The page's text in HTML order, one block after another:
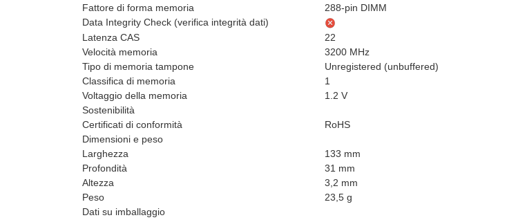
Fattore di forma memoria
288-pin DIMM
Data Integrity Check (verifica integrità dati)
Latenza CAS
22
Velocità memoria
3200 MHz
Tipo di memoria tampone
Unregistered (unbuffered)
Classifica di memoria
1
Voltaggio della memoria
1.2 V
Sostenibilità
Certificati di conformità
RoHS
Dimensioni e peso
Larghezza
133 mm
Profondità
31 mm
Altezza
3,2 mm
Peso
23,5 g
Dati su imballaggio